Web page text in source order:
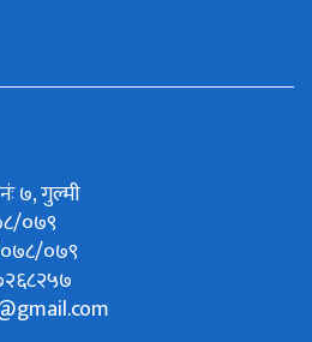
७, गुल्मी
०७९
०७८/०७९